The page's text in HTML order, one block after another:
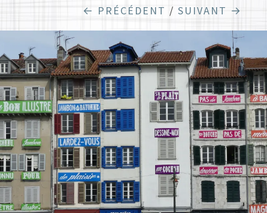
← PRÉCÉDENT / SUIVANT →